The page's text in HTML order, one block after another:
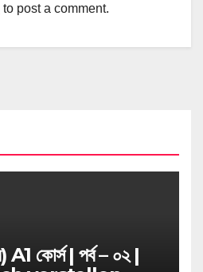
to post a comment.
কোর্স | পর্ব – ০২ |